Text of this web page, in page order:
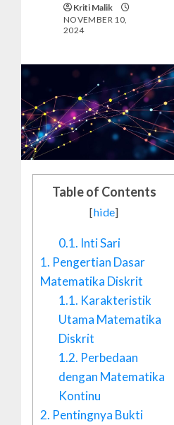
Kriti Malik
NOVEMBER 10,
2024
Table of Contents
[hide]
0.1. Inti Sari
1. Pengertian Dasar
Matematika Diskrit
1.1. Karakteristik
Utama Matematika
Diskrit
1.2. Perbedaan
dengan Matematika
Kontinu
2. Pentingnya Bukti